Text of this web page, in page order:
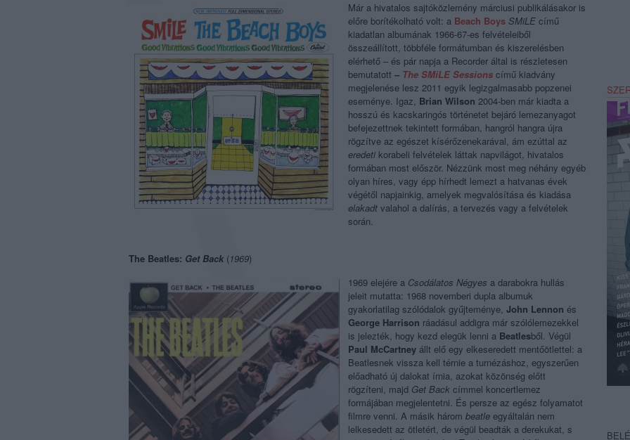
Már a hivatalos sajtóközlemény márciusi publikálásakor is
előre borítékolható volt: a Beach Boys SMiLE című
kiadatlan albumának 1966-67-es felvételeiből
összeállított, többféle formátumban és kiszerelésben
elérhető – és pár napja a Recorder által is részletesen
bemutatott – The SMiLE Sessions című kiadvány
megjelenése lesz 2011 egyik legizgalmasabb popzenei
eseménye. Igaz, Brian Wilson 2004-ben már kiadta a
hosszú és kacskaringós történetet bejáró lemezanyagot
befejezettnek tekintett formában, hangról hangra újra
rögzítve az egészet kísérőzenekarával, ám ezúttal az
eredeti korabeli felvételek láttak napvilágot, hivatalos
formában most először. Nézzünk most meg néhány egyéb
olyan híres, vagy épp hírhedt lemezt a hatvanas évek
végétől napjainkig, amelyek megvalósítása és kiadása
elakadt valahol a dalírás, a tervezés vagy a felvételek
során.
The Beatles: Get Back (1969)
1969 elejére a Csodálatos Négyes a darabokra hullás
jeleit mutatta: 1968 novemberi dupla albumuk
gyakorlatilag szólódalok gyűjteménye, John Lennon és
George Harrison ráadásul addigra már szólólemezekkel
is jelezték, hogy kezd elegük lenni a Beatlesből. Végül
Paul McCartney állt elő egy elkeseredett mentőötlettel: a
Beatlesnek vissza kell térnie a turnézáshoz, egyszerűen
előadható új dalokat írnia, azokat közönség előtt
rögzíteni, majd Get Back címmel koncertlemez
formájában megjelentetni. És persze az egész folyamatot
filmre venni. A másik három beatle egyáltalán nem
lelkesedett az ötletért, de végül beadták a derekukat, s